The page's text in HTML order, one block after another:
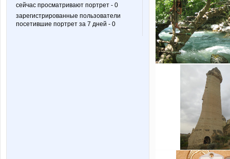
сейчас просматривают портрет - 0
зарегистрированные пользователи
посетившие портрет за 7 дней - 0